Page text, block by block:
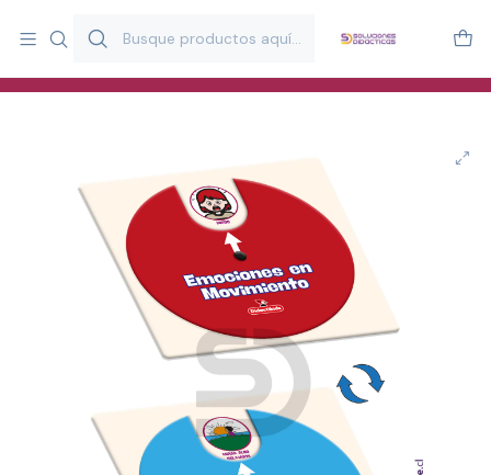
y estimulación infantil en Chile.
Especialistas en recursos educativos para aulas, terapeutas y